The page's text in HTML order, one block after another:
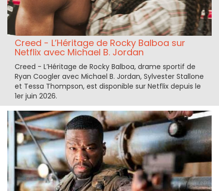
Creed - L’Héritage de Rocky Balboa sur
Netflix avec Michael B. Jordan
Creed - L’Héritage de Rocky Balboa, drame sportif de
Ryan Coogler avec Michael B. Jordan, Sylvester Stallone
et Tessa Thompson, est disponible sur Netflix depuis le
1er juin 2026.